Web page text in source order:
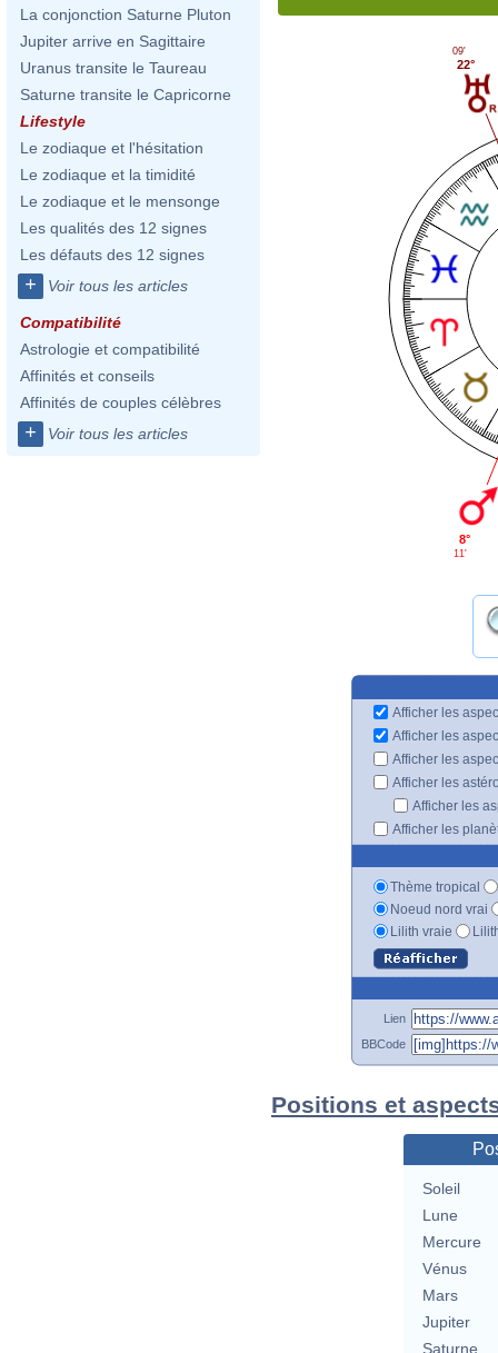
La conjonction Saturne Pluton
Jupiter arrive en Sagittaire
Uranus transite le Taureau
Saturne transite le Capricorne
Lifestyle
Le zodiaque et l'hésitation
Le zodiaque et la timidité
Le zodiaque et le mensonge
Les qualités des 12 signes
Les défauts des 12 signes
+ Voir tous les articles
Compatibilité
Astrologie et compatibilité
Affinités et conseils
Affinités de couples célèbres
+ Voir tous les articles
22°
09'
8°
11'
Afficher les
Afficher les
Afficher les
Afficher les
Afficher les
Afficher les
Thème tropical
Noeud nord vrai
Lilith vraie
Lien
BBCode
Positions et
Soleil
Lune
Mercure
Vénus
Mars
Jupiter
Saturne